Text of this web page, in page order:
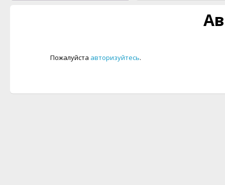
Пожалуйста авторизуйтесь.